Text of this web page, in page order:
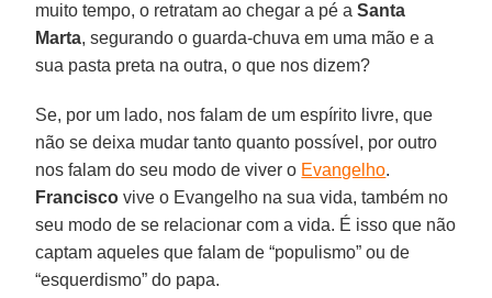
muito tempo, o retratam ao chegar a pé aSanta
Marta, segurando o guarda-chuva em uma mão e a
sua pasta preta na outra, o que nos dizem?
Se, por um lado, nos falam de um espírito livre, que
não se deixa mudar tanto quanto possível, por outro
nos falam do seu modo de viver o Evangelho.
Francisco vive o Evangelho na sua vida, também no
seu modo de se relacionar com a vida. É isso que não
captam aqueles que falam de “populismo” ou de
“esquerdismo” do papa.